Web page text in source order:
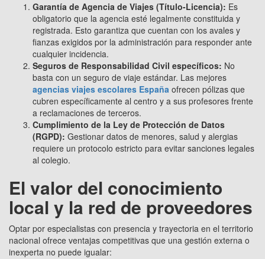
Garantía de Agencia de Viajes (Título-Licencia): Es
obligatorio que la agencia esté legalmente constituida y
registrada. Esto garantiza que cuentan con los avales y
fianzas exigidos por la administración para responder ante
cualquier incidencia.
Seguros de Responsabilidad Civil específicos: No
basta con un seguro de viaje estándar. Las mejores
agencias viajes escolares España ofrecen pólizas que
cubren específicamente al centro y a sus profesores frente
a reclamaciones de terceros.
Cumplimiento de la Ley de Protección de Datos
(RGPD): Gestionar datos de menores, salud y alergias
requiere un protocolo estricto para evitar sanciones legales
al colegio.
El valor del conocimiento
local y la red de proveedores
Optar por especialistas con presencia y trayectoria en el territorio
nacional ofrece ventajas competitivas que una gestión externa o
inexperta no puede igualar: